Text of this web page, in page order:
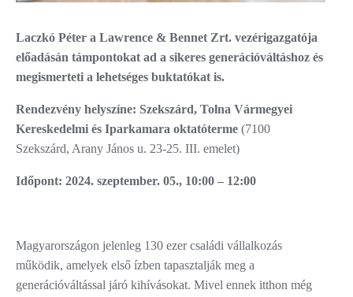
Laczkó Péter a Lawrence & Bennet Zrt. vezérigazgatója
előadásán támpontokat ad a sikeres generációváltáshoz és
megismerteti a lehetséges buktatókat is.
Rendezvény helyszíne: Szekszárd, Tolna Vármegyei
Kereskedelmi és Iparkamara oktatóterme (7100
Szekszárd, Arany János u. 23-25. III. emelet)
Időpont: 2024. szeptember. 05., 10:00 – 12:00
Magyarországon jelenleg 130 ezer családi vállalkozás
működik, amelyek első ízben tapasztalják meg a
generációváltással járó kihívásokat. Mivel ennek itthon még